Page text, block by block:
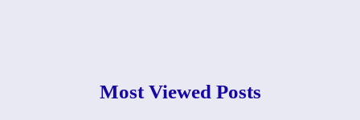
Most Viewed Posts